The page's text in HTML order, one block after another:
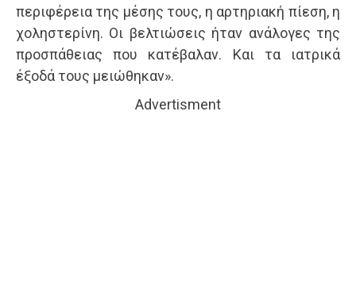
περιφέρεια της μέσης τους, η αρτηριακή πίεση, η
χοληστερίνη. Οι βελτιώσεις ήταν ανάλογες της
προσπάθειας που κατέβαλαν. Και τα ιατρικά
έξοδά τους μειώθηκαν».
Advertisment